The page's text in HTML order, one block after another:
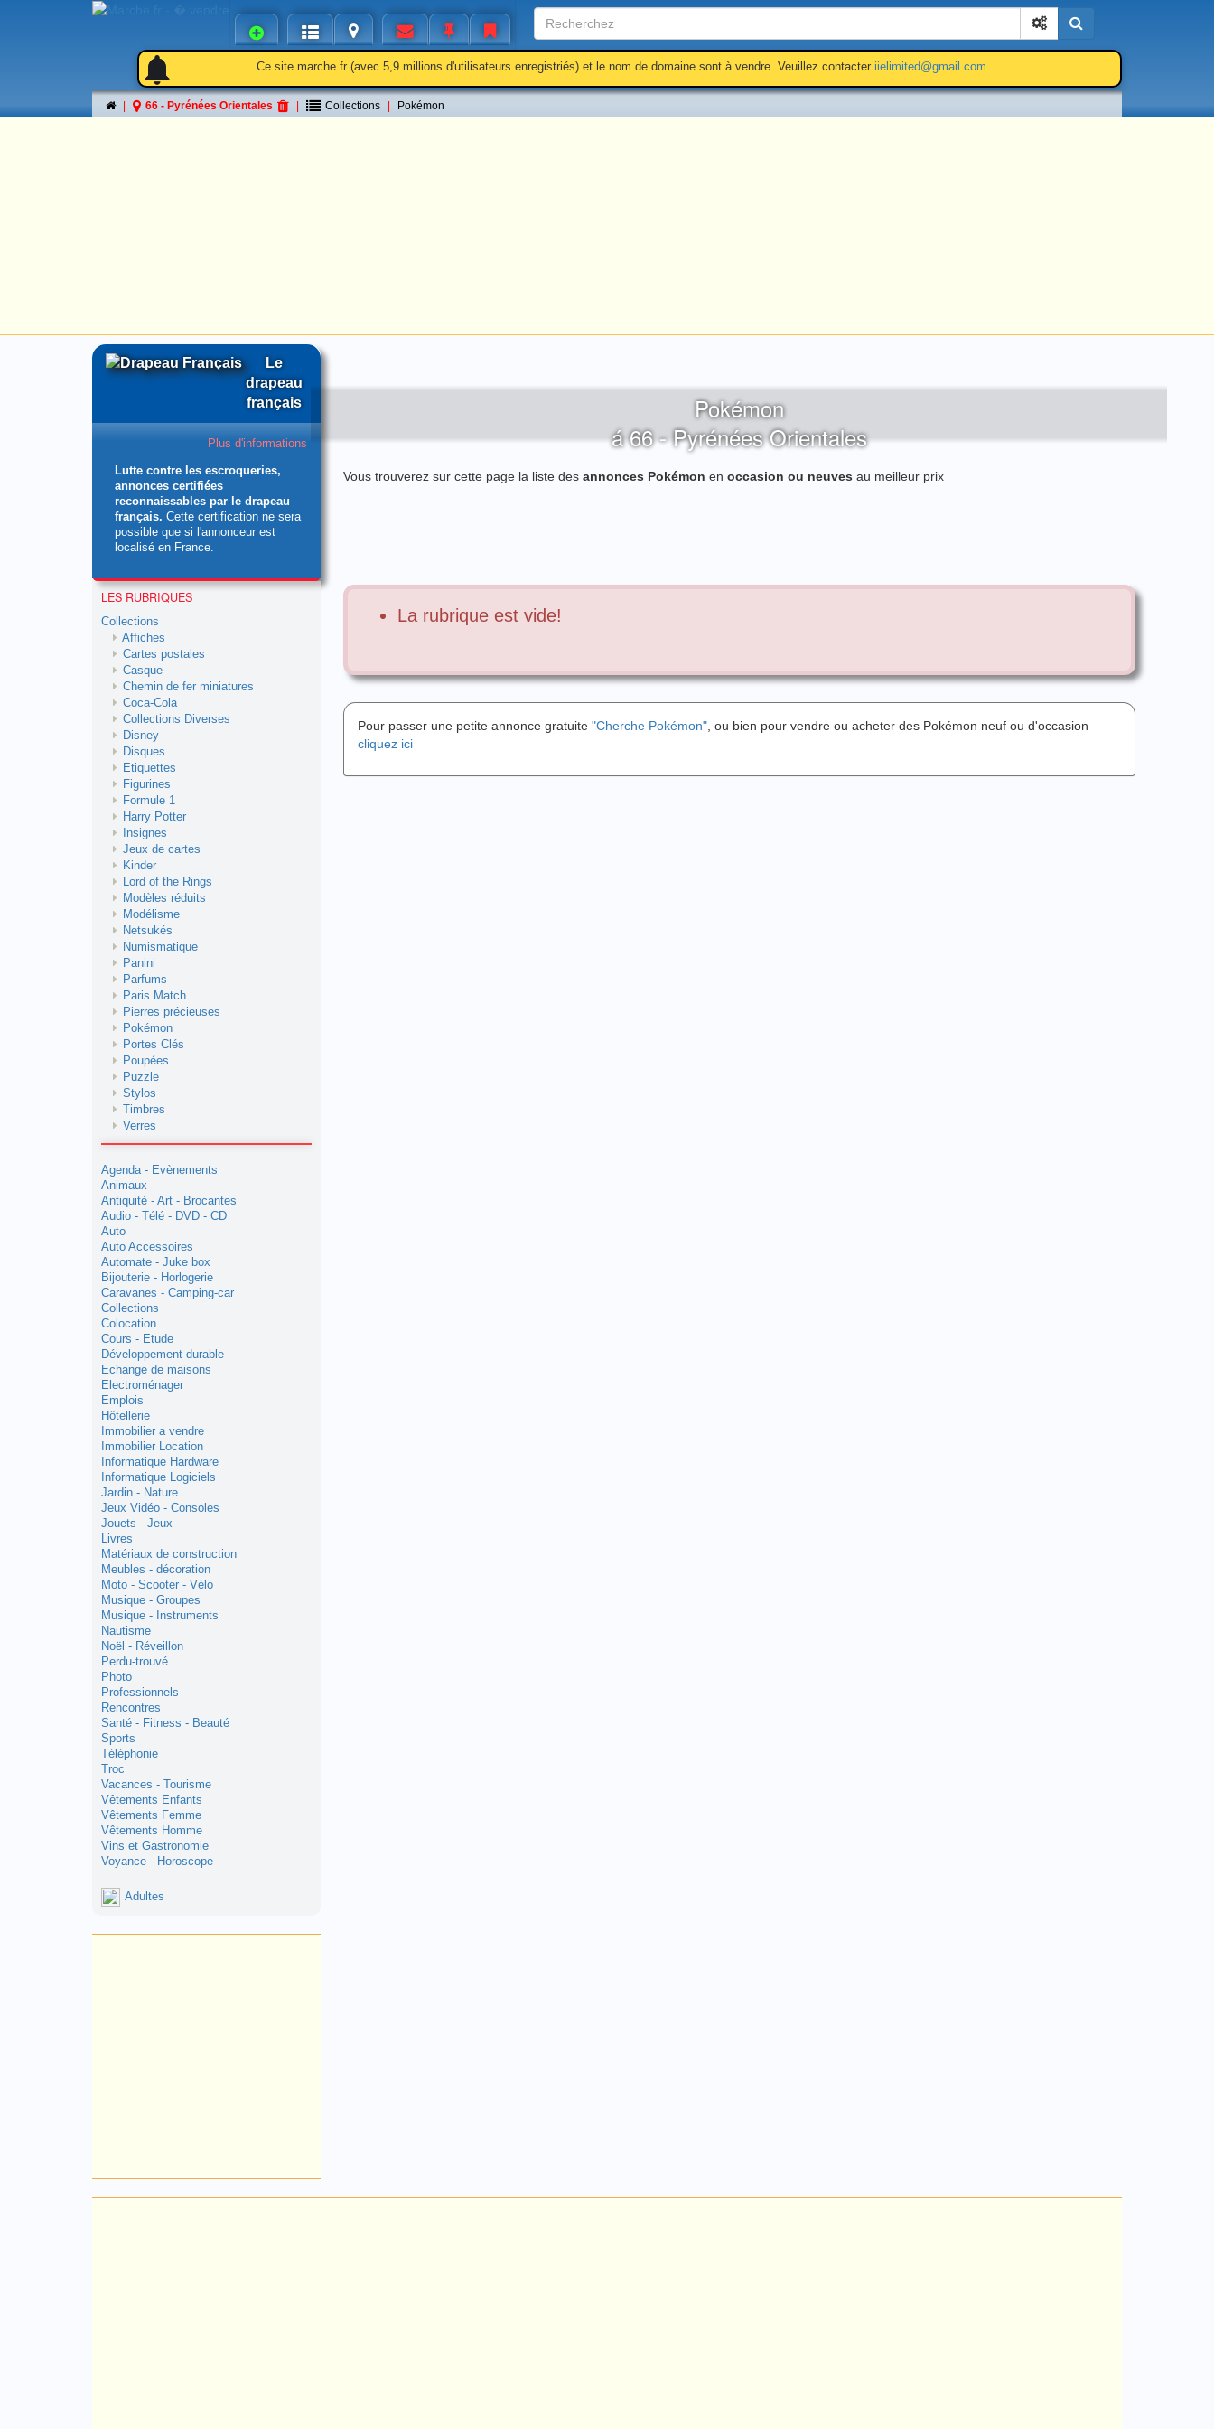
Cherchez
notifications_active
notifications
notifications Ce site marche.fr (avec 5,9 millions d'utilisateurs enregistriés) et le nom de domaine sont à vendre. Veuillez contacter iielimited@gmail.com
66 - Pyrénées Orientales Collections Pokémon
Pokémon
á 66 - Pyrénées Orientales
Vous trouverez sur cette page la liste des annonces Pokémon en occasion ou neuves au meilleur prix
La rubrique est vide!
Pour passer une petite annonce gratuite "Cherche Pokémon", ou bien pour vendre ou acheter des Pokémon neuf ou d'occasion
cliquez ici
Le
drapeau
français
Plus d'informations
Lutte contre les escroqueries,
annonces certifiées
reconnaissables par le drapeau
français. Cette certification ne sera
possible que si l'annonceur est
localisé en France.
LES RUBRIQUES
Collections
Affiches
Cartes postales
Casque
Chemin de fer miniatures
Coca-Cola
Collections Diverses
Disney
Disques
Etiquettes
Figurines
Formule 1
Harry Potter
Insignes
Jeux de cartes
Kinder
Lord of the Rings
Modèles réduits
Modélisme
Netsukés
Numismatique
Panini
Parfums
Paris Match
Pierres précieuses
Pokémon
Portes Clés
Poupées
Puzzle
Stylos
Timbres
Verres
Agenda - Evènements
Animaux
Antiquité - Art - Brocantes
Audio - Télé - DVD - CD
Auto
Auto Accessoires
Automate - Juke box
Bijouterie - Horlogerie
Caravanes - Camping-car
Collections
Colocation
Cours - Etude
Développement durable
Echange de maisons
Electroménager
Emplois
Hôtellerie
Immobilier a vendre
Immobilier Location
Informatique Hardware
Informatique Logiciels
Jardin - Nature
Jeux Vidéo - Consoles
Jouets - Jeux
Livres
Matériaux de construction
Meubles - décoration
Moto - Scooter - Vélo
Musique - Groupes
Musique - Instruments
Nautisme
Noël - Réveillon
Perdu-trouvé
Photo
Professionnels
Rencontres
Santé - Fitness - Beauté
Sports
Téléphonie
Troc
Vacances - Tourisme
Vêtements Enfants
Vêtements Femme
Vêtements Homme
Vins et Gastronomie
Voyance - Horoscope
Adultes